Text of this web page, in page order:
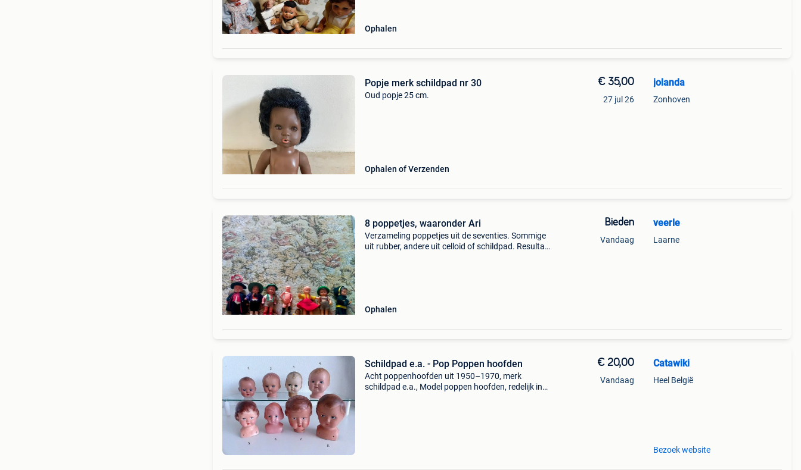
Ophalen
Popje merk schildpad nr 30
Oud popje 25 cm.
Ophalen of Verzenden
€ 35,00
27 jul 26
jolanda
Zonhoven
8 poppetjes, waaronder Ari
Verzameling poppetjes uit de seventies. Sommige
uit rubber, andere uit celloid of schildpad. Resultaat
Ophalen
Bieden
Vandaag
veerle
Laarne
Schildpad e.a. - Pop Poppen hoofden
Acht poppenhoofden uit 1950–1970, merk
schildpad e.a., Model poppen hoofden, redelijk in
€ 20,00
Vandaag
Catawiki
Heel België
Bezoek website